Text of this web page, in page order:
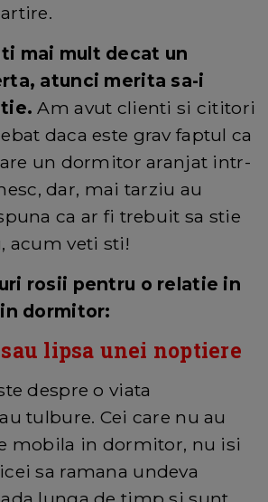
mai mult decat un
atunci merita sa-i
Am avut clienti si cititori
daca este grav faptul ca
un dormitor aranjat intr-
dar, mai tarziu au
ca ar fi trebuit sa stie
acum veti sti!
rosii pentru o relatie in
dormitor:
lipsa unei noptiere
despre o viata
tulbure. Cei care nu au
mobila in dormitor, nu isi
sa ramana undeva